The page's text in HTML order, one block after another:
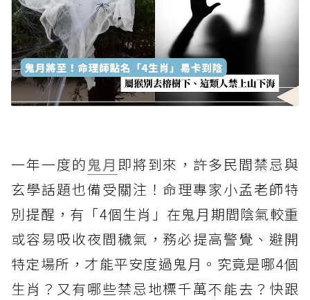
一年一度的鬼月 即將到來，許多民間禁忌與
玄學話題也備受關注！命理專家小孟老師特
別提醒，有「4個生肖」在鬼月期間陰氣較重
或容易吸收夜間穢氣，務必提高警覺、避開
特定場所，才能平安度過鬼月。究竟是哪4個
生肖？又有哪些禁忌地標千萬不能去？快跟